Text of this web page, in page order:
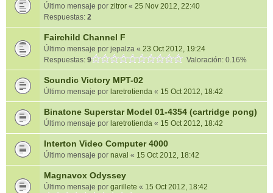
Último mensaje por zitror « 25 Nov 2012, 22:40
Respuestas: 2
Fairchild Channel F
Último mensaje por jepalza « 23 Oct 2012, 19:24
Respuestas: 9 Valoración: 0.16%
Soundic Victory MPT-02
Último mensaje por laretrotienda « 15 Oct 2012, 18:42
Binatone Superstar Model 01-4354 (cartridge pong)
Último mensaje por laretrotienda « 15 Oct 2012, 18:42
Interton Video Computer 4000
Último mensaje por naval « 15 Oct 2012, 18:42
Magnavox Odyssey
Último mensaje por garillete « 15 Oct 2012, 18:42